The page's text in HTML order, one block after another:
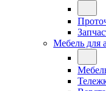
Мебель для